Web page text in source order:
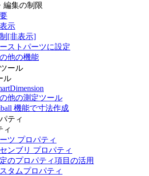
編集の制限
示
[非表示]
ストパーツに設定
他の機能
ール
ル
他の測定ツール
機能で寸法作成
ティ
ィ
ツ プロパティ
ンブリ プロパティ
のプロパティ項目の活用
タムプロパティ